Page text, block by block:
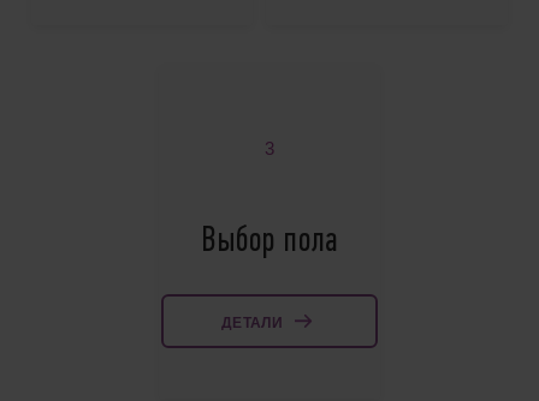
3
Выбор пола
ДЕТАЛИ